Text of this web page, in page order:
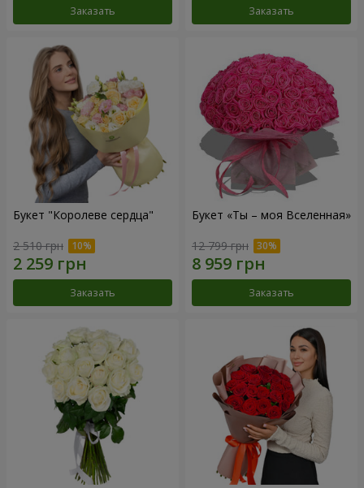
Заказать Заказать
Букет "Королеве сердца"
2 510 грн
Заказать
Букет «Ты – моя Вселенная»
12 799 грн
Заказать